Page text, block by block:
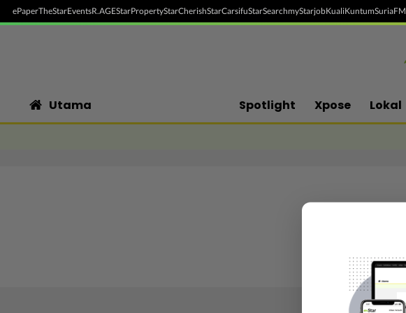
ePaperTheStarEventsR.AGEStarPropertyStarCherishStarCarsifuStarSearchmyStarjobKualiKuntumSuriaFM
Utama Spotlight Xpose Lokal